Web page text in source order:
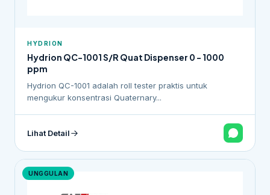
HYDRION
Hydrion QC-1001 S/R Quat Dispenser 0 - 1000
ppm
Hydrion QC-1001 adalah roll tester praktis untuk
mengukur konsentrasi Quaternary...
Lihat Detail
UNGGULAN